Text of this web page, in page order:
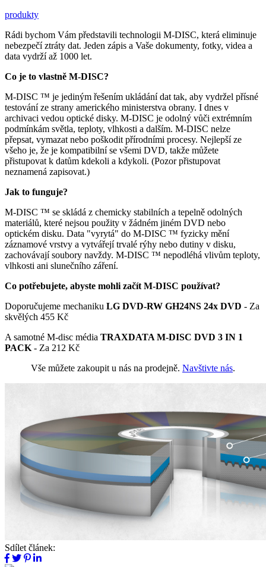
produkty
Rádi bychom Vám představili technologii M-DISC, která eliminuje
nebezpečí ztráty dat. Jeden zápis a Vaše dokumenty, fotky, videa a
data vydrží až 1000 let.
Co je to vlastně M-DISC?
M-DISC ™ je jediným řešením ukládání dat tak, aby vydržel přísné
testování ze strany amerického ministerstva obrany. I dnes v
archivaci vedou optické disky. M-DISC je odolný vůči extrémním
podmínkám světla, teploty, vlhkosti a dalším. M-DISC nelze
přepsat, vymazat nebo poškodit přírodními procesy. Nejlepší ze
všeho je, že je kompatibilní se všemi DVD, takže můžete
přistupovat k datům kdekoli a kdykoli. (Pozor přistupovat
neznamená zapisovat.)
Jak to funguje?
M-DISC ™ se skládá z chemicky stabilních a tepelně odolných
materiálů, které nejsou použity v žádném jiném DVD nebo
optickém disku. Data "vyrytá" do M-DISC ™ fyzicky mění
záznamové vrstvy a vytvářejí trvalé rýhy nebo dutiny v disku,
zachovávají soubory navždy. M-DISC ™ nepodléhá vlivům teploty,
vlhkosti ani slunečního záření.
Co potřebujete, abyste mohli začít M-DISC používat?
Doporučujeme mechaniku LG DVD-RW GH24NS 24x DVD - Za
skvělých 455 Kč
A samotné M-disc média TRAXDATA M-DISC DVD 3 IN 1
PACK - Za 212 Kč
Vše můžete zakoupit u nás na prodejně. Navštivte nás.
Sdílet článek: